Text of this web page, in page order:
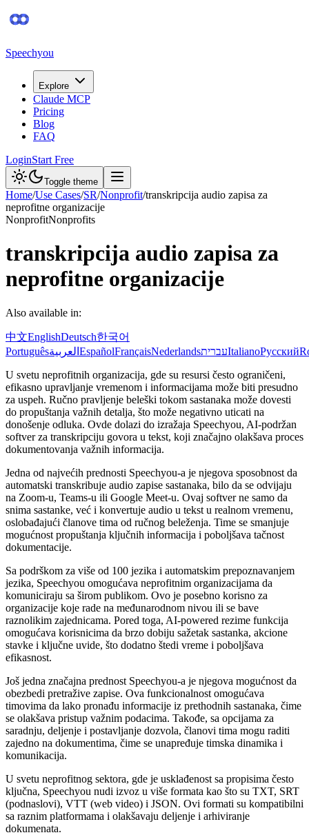
Speechyou
Explore
Claude MCP
Pricing
Blog
FAQ
LoginStart Free
Toggle theme
Home/Use Cases/SR/Nonprofit/transkripcija audio zapisa za
neprofitne organizacije
NonprofitNonprofits
transkripcija audio zapisa za
neprofitne organizacije
Also available in:
中文EnglishDeutsch한국어
Portuguêsالعربية EspañolFrançaisNederlandsעבריתItalianoРусский
U svetu neprofitnih organizacija, gde su resursi često ograničeni,
efikasno upravljanje vremenom i informacijama može biti presudno
za uspeh. Ručno pravljenje beleški tokom sastanaka može dovesti
do propuštanja važnih detalja, što može negativno uticati na
donošenje odluka. Ovde dolazi do izražaja Speechyou, AI-podržan
softver za transkripciju govora u tekst, koji značajno olakšava proces
dokumentovanja važnih informacija.
Jedna od najvećih prednosti Speechyou-a je njegova sposobnost da
automatski transkribuje audio zapise sastanaka, bilo da se odvijaju
na Zoom-u, Teams-u ili Google Meet-u. Ovaj softver ne samo da
snima sastanke, već i konvertuje audio u tekst u realnom vremenu,
oslobađajući članove tima od ručnog beleženja. Time se smanjuje
mogućnost propuštanja ključnih informacija i poboljšava tačnost
dokumentacije.
Sa podrškom za više od 100 jezika i automatskim prepoznavanjem
jezika, Speechyou omogućava neprofitnim organizacijama da
komuniciraju sa širom publikom. Ovo je posebno korisno za
organizacije koje rade na međunarodnom nivou ili se bave
raznolikim zajednicama. Pored toga, AI-powered rezime funkcija
omogućava korisnicima da brzo dobiju sažetak sastanka, akcione
stavke i ključne uvide, što dodatno štedi vreme i poboljšava
efikasnost.
Još jedna značajna prednost Speechyou-a je njegova mogućnost da
obezbedi pretražive zapise. Ova funkcionalnost omogućava
timovima da lako pronađu informacije iz prethodnih sastanaka, čime
se olakšava pristup važnim podacima. Takođe, sa opcijama za
saradnju, deljenje i postavljanje dozvola, članovi tima mogu raditi
zajedno na dokumentima, čime se unapređuje timska dinamika i
komunikacija.
U svetu neprofitnog sektora, gde je usklađenost sa propisima često
ključna, Speechyou nudi izvoz u više formata kao što su TXT, SRT
(podnaslovi), VTT (web video) i JSON. Ovi formati su kompatibilni
sa raznim platformama i olakšavaju deljenje i arhiviranje
dokumenata.